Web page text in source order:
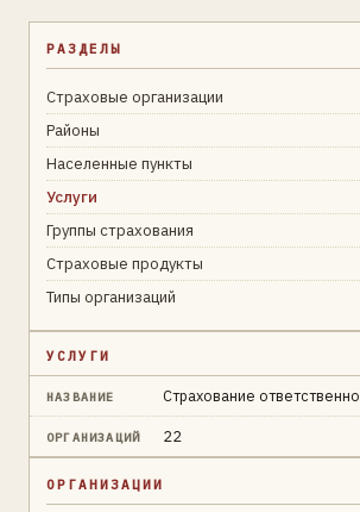
РАЗДЕЛЫ
Страховые организации
Районы
Населенные пункты
Услуги
Группы страхования
Страховые продукты
Типы организаций
УСЛУГИ
НАЗВАНИЕ Страхование
ОРГАНИЗАЦИЙ 22
ОРГАНИЗАЦИИ